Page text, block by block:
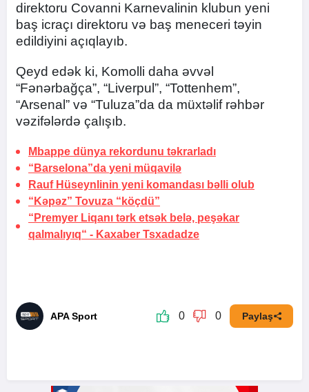
direktoru Covanni Karnevalinin klubun yeni
baş icraçı direktoru və baş meneceri təyin
edildiyini açıqlayıb.
Qeyd edək ki, Komolli daha əvvəl
“Fənərbağça”, “Liverpul”, “Tottenhem”,
“Arsenal” və “Tuluza”da da müxtəlif rəhbər
vəzifələrdə çalışıb.
Mbappe dünya rekordunu təkrarladı
“Barselona”da yeni müqavilə
Rauf Hüseynlinin yeni komandası bəlli olub
“Kəpəz” Tovuza “köçdü”
“Premyer Liqanı tərk etsək belə, peşəkar
qalmalıyıq“ - Kaxaber Tsxadadze
APA Sport 0 0 Paylaş